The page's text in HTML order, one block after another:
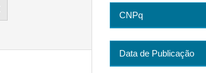
CNPq
Data de Publicação